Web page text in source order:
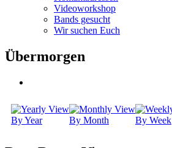
Videoworkshop
Bands gesucht
Wir suchen Euch
Übermorgen
By Year By Month By Week